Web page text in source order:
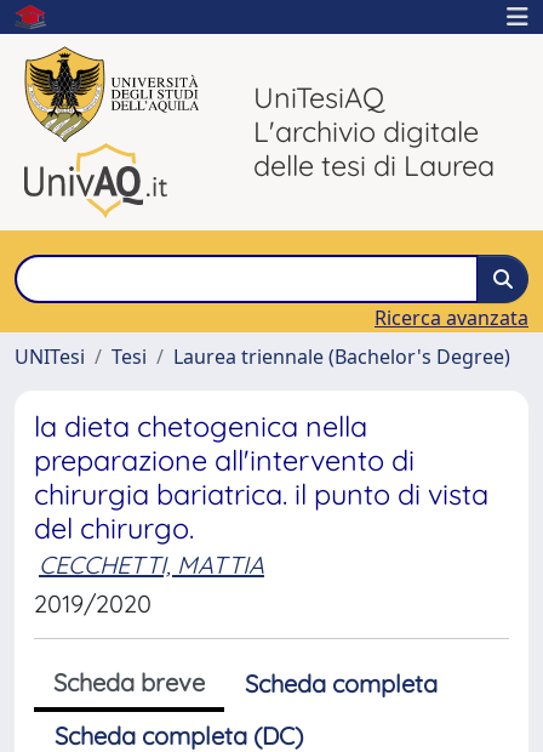
UniTesiAQ
L'archivio digitale
delle tesi di Laurea
Ricerca avanzata
UNITesi
Tesi Laurea triennale (Bachelor's Degree)
la dieta chetogenica nella
preparazione all'intervento di
chirurgia bariatrica. il punto di vista
del chirurgo.
CECCHETTI, MATTIA
2019/2020
Scheda breve
Scheda completa
Scheda completa (DC)